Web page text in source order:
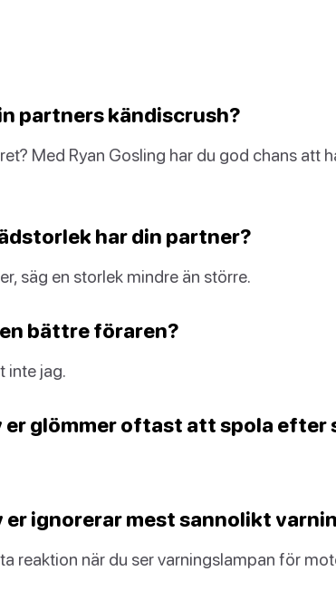
partners kändiscrush?
Med Ryan Gosling har du god chans att
har din partner?
säg en storlek mindre än större.
bättre föraren?
inte jag.
er glömmer oftast att spola efter
er ignorerar mest sannolikt
reaktion när du ser varningslampan för